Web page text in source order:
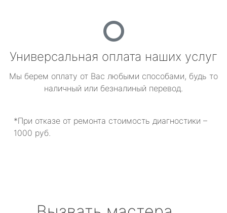
Универсальная оплата наших услуг
Мы берем оплату от Вас любыми способами, будь то
наличный или безналиный перевод.
*При отказе от ремонта стоимость диагностики –
1000 руб.